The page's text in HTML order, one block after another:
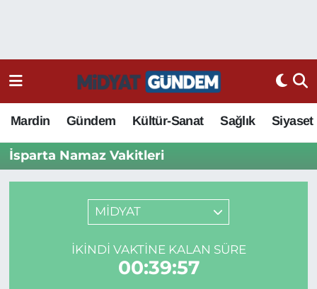
Mardin Gündem Kültür-Sanat Sağlık Siyaset
İsparta Namaz Vakitleri
MİDYAT
İKINDI VAKTINE KALAN SÜRE
00:39:57